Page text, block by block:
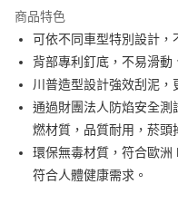
Google Pay
全盈+PAY
ATM付款
運送方式
宅配
商品特色
可依不同車型特別設計，
背部專利釘底，不易滑動
川普造型設計強效刮泥，
通過財團法人防焰安全
燃材質，品質耐用，菸頭
環保無毒材質，符合歐洲
符合人體健康需求。